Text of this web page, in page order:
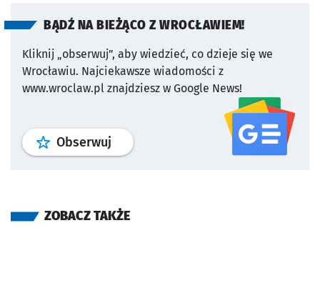
BĄDŹ NA BIEŻĄCO Z WROCŁAWIEM!
Kliknij „obserwuj”, aby wiedzieć, co dzieje się we
Wrocławiu. Najciekawsze wiadomości z
www.wroclaw.pl znajdziesz w Google News!
Obserwuj profil serwisu
ZOBACZ TAKŻE